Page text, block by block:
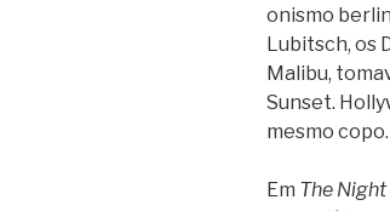
o­nismo
Lubitsch, os
Malibu,
Sun­set.
mesmo copo.
Em The